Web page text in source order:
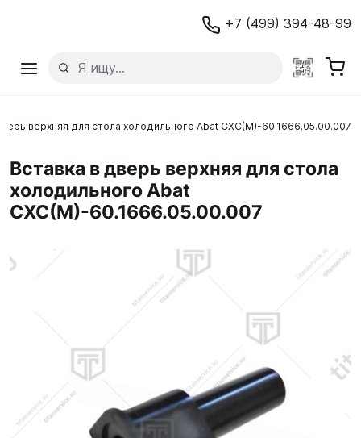
+7 (499) 394-48-99
верхняя для стола холодильного Abat СХС(М)-60.1666.05.00.007
Вставка в дверь верхняя для стола
холодильного Abat
СХС(М)-60.1666.05.00.007